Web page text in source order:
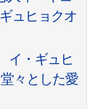
ュヒョクオ
イ・ギュヒ
々とした愛